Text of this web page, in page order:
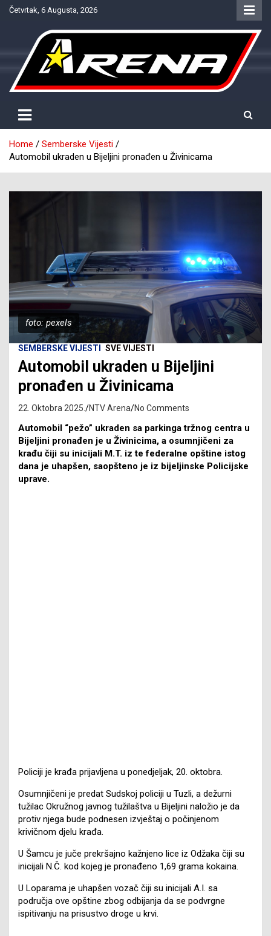
SkipČetvrtak, 6 Augusta, 2026
NTV Arena
Home
Semberske Vijesti
Automobil ukraden u Bijeljini pronađen u Živinicama
foto: pexels
SEMBERSKE VIJESTI SVE VIJESTI
Automobil ukraden u Bijeljini
pronađen u Živinicama
22. Oktobra 2025. NTV Arena No Comments
Automobil “pežo” ukraden sa parkinga tržnog centra u
Bijeljini pronađen je u Živinicima, a osumnjičeni za
krađu čiji su inicijali M.T. iz te federalne opštine istog
dana je uhapšen, saopšteno je iz bijeljinske Policijske
uprave.
Policiji je krađa prijavljena u ponedjeljak, 20. oktobra.
Osumnjičeni je predat Sudskoj policiji u Tuzli, a dežurni
tužilac Okružnog javnog tužilaštva u Bijeljini naložio je da
protiv njega bude podnesen izvještaj o počinjenom
krivičnom djelu krađa.
U Šamcu je juče prekršajno kažnjeno lice iz Odžaka čiji su
inicijali N.Č. kod kojeg je pronađeno 1,69 grama kokaina.
U Loparama je uhapšen vozač čiji su inicijali A.I. sa
područja ove opštine zbog odbijanja da se podvrgne
ispitivanju na prisustvo droge u krvi.